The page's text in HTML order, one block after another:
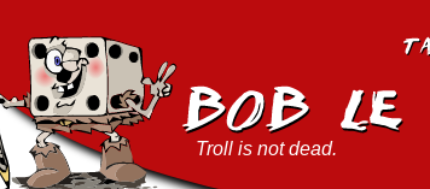
Troll is not dead.